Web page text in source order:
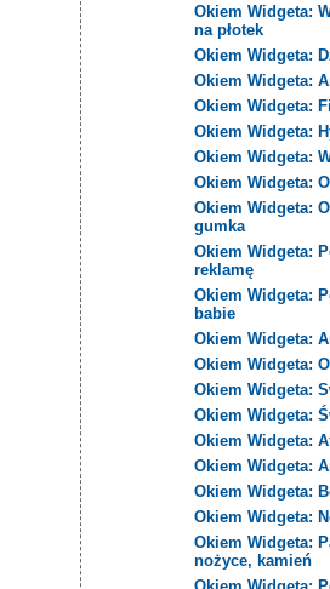
Okiem Widgeta:
na płotek
Okiem Widgeta:
Okiem Widgeta:
Okiem Widgeta:
Okiem Widgeta:
Okiem Widgeta:
Okiem Widgeta:
Okiem Widgeta:
gumka
Okiem Widgeta:
reklamę
Okiem Widgeta:
babie
Okiem Widgeta:
Okiem Widgeta:
Okiem Widgeta:
Okiem Widgeta:
Okiem Widgeta:
Okiem Widgeta:
Okiem Widgeta:
Okiem Widgeta:
Okiem Widgeta:
nożyce, kamień